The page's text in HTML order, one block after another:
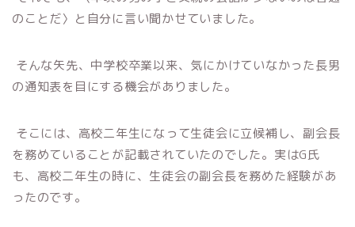
のことだ〉と自分に言い聞かせていました。
そんな矢先、中学校卒業以来、気にかけていなかった長男
の通知表を目にする機会がありました。
そこには、高校二年生になって生徒会に立候補し、副会長
を務めていることが記載されていたのでした。実はG氏
も、高校二年生の時に、生徒会の副会長を務めた経験があ
ったのです。